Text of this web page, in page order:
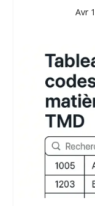
Avr